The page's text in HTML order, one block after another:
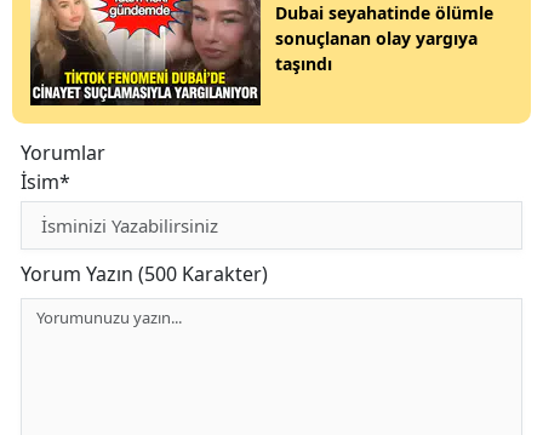
Dubai seyahatinde ölümle
sonuçlanan olay yargıya
taşındı
Yorumlar
İsim*
Yorum Yazın (500 Karakter)